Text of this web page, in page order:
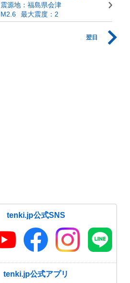
震源地：福島県会津
M2.6
最大震度：2
翌日
tenki.jp公式SNS
tenki.jp公式アプリ